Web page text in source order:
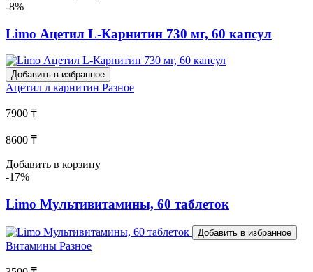
-8%
Limo Ацетил L-Карнитин 730 мг, 60 капсул
Добавить в избранное
Ацетил л карнитин Разное
7900 ₸
8600 ₸
Добавить в корзину
-17%
Limo Мультивитамины, 60 таблеток
Добавить в избранное
Витамины Разное